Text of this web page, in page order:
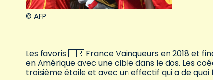
© AFP
Les favoris 🇫🇷 France Vainqueurs en 2018 et
en Amérique avec une cible dans le dos. Les
troisième étoile et avec un effectif qui a de